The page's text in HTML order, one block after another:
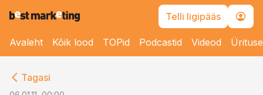
Telli ligipääs
Avaleht Kõik lood TOPid Podcastid Videod
Tagasi